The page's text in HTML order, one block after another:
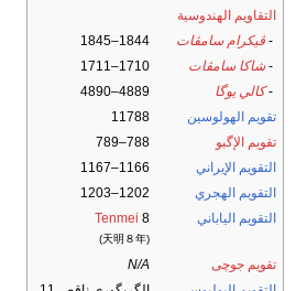
التقاويم الهندوسية
- ڤيكرام سامڤات
1844–1845
-شاكا سامڤات
1710–1711
-كالي يوگا
4889–4890
تقويم الهولوسين
11788
تقويم الإگبو
788–789
التقويم الإيراني
1166–1167
التقويم الهجري
1202–1203
التقويم الياباني
Tenmei 8
(天明８年)
تقويم جوچى
N/A